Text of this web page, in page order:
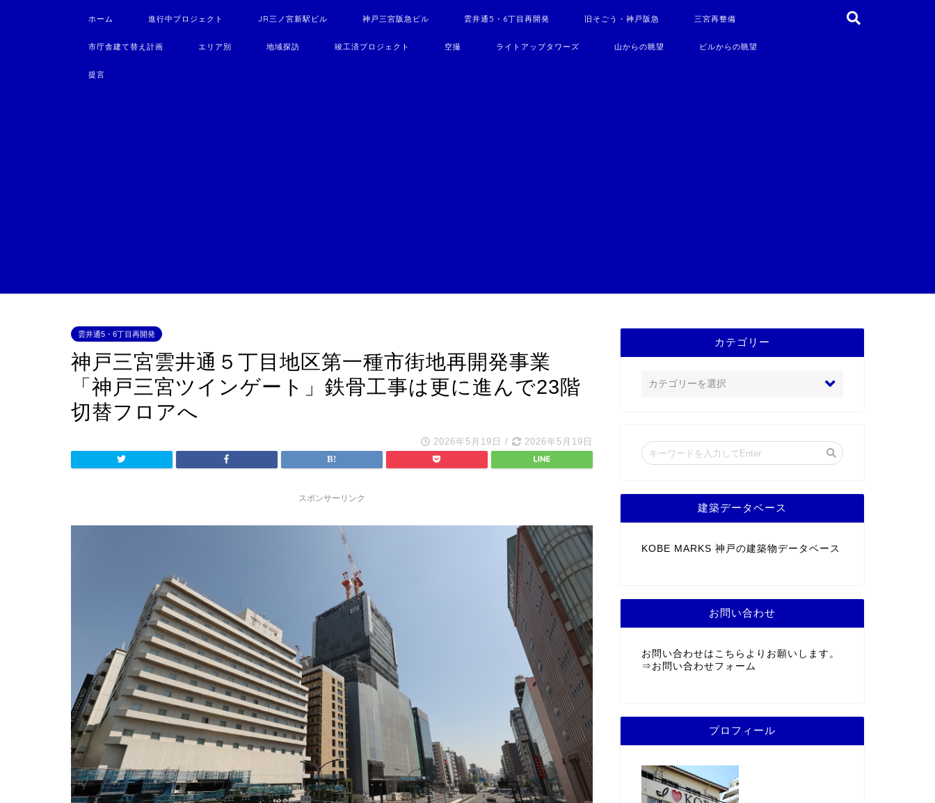
ホーム 進行中プロジェクト JR三ノ宮新駅ビル 神戸三宮阪急ビル 雲井通5・6丁目再開発 旧そごう・神戸阪急 三宮再整備
市庁舎建て替え計画 エリア別 地域探訪 竣工済プロジェクト 空撮 ライトアップタワーズ 山からの眺望 ビルからの眺望
提言
雲井通5・6丁目再開発
神戸三宮雲井通５丁目地区第一種市街地再開発事業
「神戸三宮ツインゲート」鉄骨工事は更に進んで23階
切替フロアへ
2026年5月19日 / 2026年5月19日
スポンサーリンク
カテゴリー
建築データベース
KOBE MARKS 神戸の建築物データベース
お問い合わせ
お問い合わせはこちらよりお願いします。
⇒ お問い合わせフォーム
プロフィール